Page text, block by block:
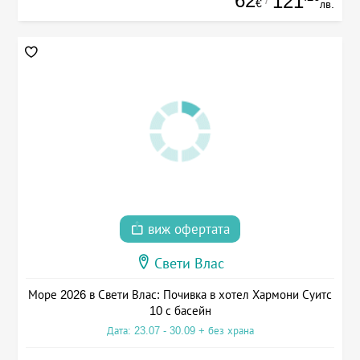
€ лв.
виж офертата
Свети Влас
Море 2026 в Свети Влас: Почивка в хотел Хармони Суитс
10 с басейн
Дата: 23.07 - 30.09 + без храна